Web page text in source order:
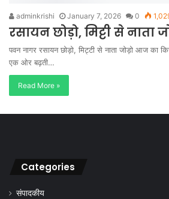
adminkrishi January 7, 2026 0
रसायन छोड़ो, मिट्टी से नाता
पवन नागर रसायन छोड़ो, मिट्टी से नाता जोड़ो आज का
एक ओर बढ़ती…
Read More »
Categories
संपादकीय